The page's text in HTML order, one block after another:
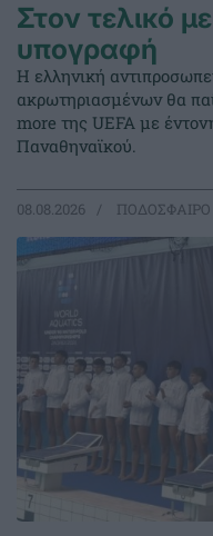
Στον τελικό
υπογραφή
Η ελληνική
ακρωτηριασμένων θα
more της UEFA με
Παναθηναϊκού.
08.08.2026